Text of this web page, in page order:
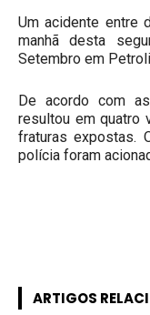
Um acidente entre
manhã desta
Setembro em
De acordo com
resultou em quatro
fraturas expostas.
polícia foram
ARTIGOS